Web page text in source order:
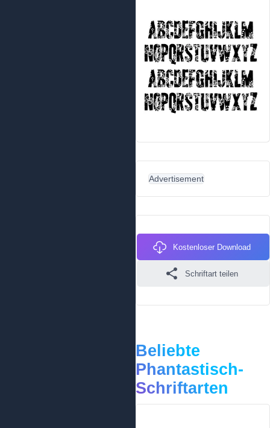
Advertisement
Kostenloser Download
Schriftart teilen
Beliebte
Phantastisch-
Schriftarten